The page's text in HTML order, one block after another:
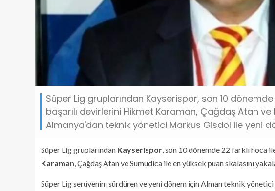
Süper Lig gruplarından Kayserispor, son 10
başarılı devirlerini Hikmet Karaman, Çağdaş Atan
Almanya'dan teknik yönetici Markus Gisdol ile yeni
Süper Lig gruplarından Kayserispor , son 10 dönemde 22 farklı hoca
Karaman , Çağdaş Atan ve Sumudica ile en yüksek puan skalasını
Süper Lig serüvenini sürdüren ve yeni dönem için Alman teknik